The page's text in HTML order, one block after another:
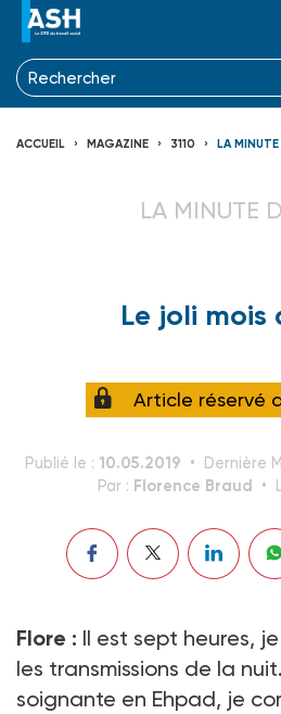
ACCUEIL MAGAZINE 3110 LA
LA MINUTE
Le joli mois
Article réservé
Publié le : 10.05.2019 Dernière
Par : Florence Braud
Flore : Il est sept heures,
les transmissions de la
soignante en Ehpad, je